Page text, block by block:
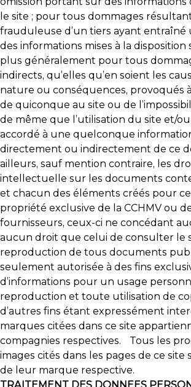
le site ; pour tous dommages
frauduleuse d’un tiers ayant entraîné
des informations mises à la disposition
plus généralement pour tous
indirects, qu’elles qu’en soient les
nature ou conséquences, provoqués à
de quiconque au site ou de
de même que l’utilisation du site et/
accordé à une quelconque
directement ou indirectement de ce
ailleurs, sauf mention contraire, les
intellectuelle sur les documents
et chacun des éléments créés pour
propriété exclusive de la CCHMV ou
fournisseurs, ceux-ci ne concédant
aucun droit que celui de consulter le
reproduction de tous documents
seulement autorisée à des fins
d’informations pour un usage
reproduction et toute utilisation de
d’autres fins étant expressément
marques citées dans ce site
compagnies respectives. Tous les
images cités dans les pages de ce
de leur marque respective.